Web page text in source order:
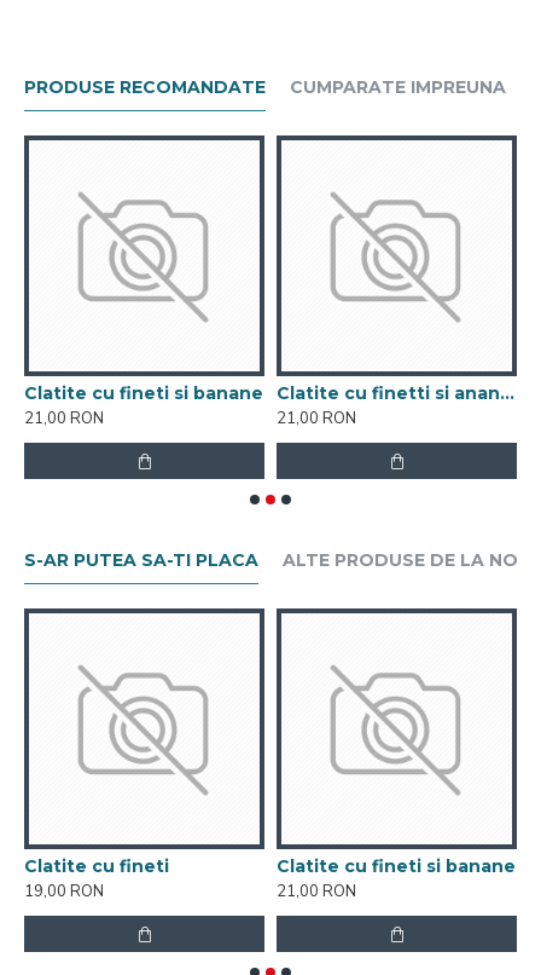
PRODUSE RECOMANDATE CUMPARATE IMPREUNA
Clatite cu fineti si banane
21,00 RON
Clatite cu finetti si ananas
21,00 RON
S-AR PUTEA SA-TI PLACA ALTE PRODUSE DE LA NOI
Clatite cu fineti
19,00 RON
Clatite cu fineti si banane
21,00 RON